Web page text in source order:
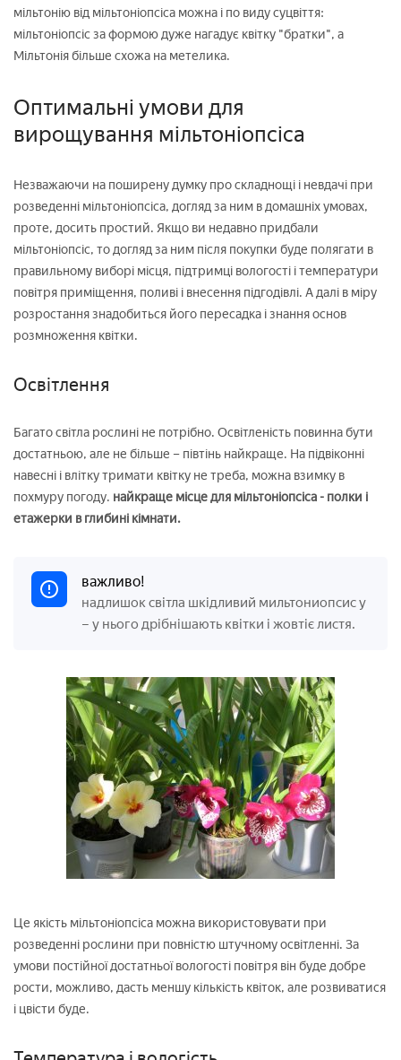
мільтонію від мільтоніопсіса можна і по виду суцвіття:
мільтоніопсіс за формою дуже нагадує квітку "братки", а
Мільтонія більше схожа на метелика.
Оптимальні умови для
вирощування мільтоніопсіса
Незважаючи на поширену думку про складнощі і невдачі при
розведенні мільтоніопсіса, догляд за ним в домашніх умовах,
проте, досить простий. Якщо ви недавно придбали
мільтоніопсіс, то догляд за ним після покупки буде полягати в
правильному виборі місця, підтримці вологості і температури
повітря приміщення, поливі і внесення підгодівлі. А далі в міру
розростання знадобиться його пересадка і знання основ
розмноження квітки.
Освітлення
Багато світла рослині не потрібно. Освітленість повинна бути
достатньою, але не більше – півтінь найкраще. На підвіконні
навесні і влітку тримати квітку не треба, можна взимку в
похмуру погоду. найкраще місце для мільтоніопсіса - полки і
етажерки в глибині кімнати.
важливо!
надлишок світла шкідливий мильтониопсису
– у нього дрібнішають квітки і жовтіє листя.
Це якість мільтоніопсіса можна використовувати при
розведенні рослини при повністю штучному освітленні. За
умови постійної достатньої вологості повітря він буде добре
рости, можливо, дасть меншу кількість квіток, але розвиватися
і цвісти буде.